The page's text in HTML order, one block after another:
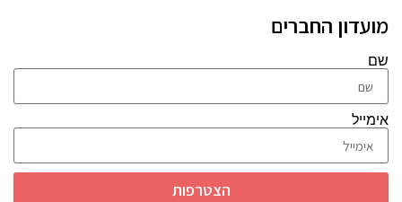
מועדון החברים
שם
אימייל
הצטרפות